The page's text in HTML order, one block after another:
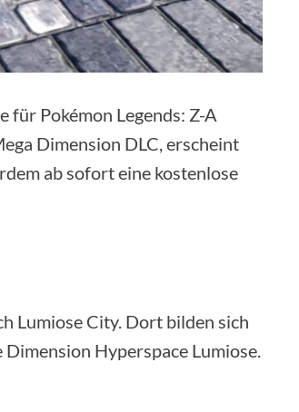
für Pokémon Legends: Z-A
Dimension DLC, erscheint
ab sofort eine kostenlose
Lumiose City. Dort bilden sich
Hyperspace Lumiose.